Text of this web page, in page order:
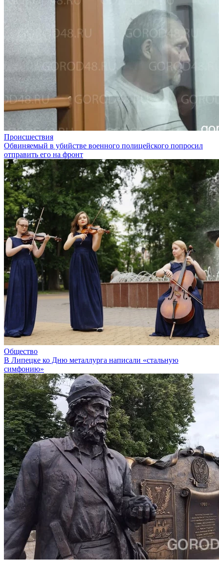
Происшествия
Обвиняемый в убийстве военного полицейского попросил
отправить его на фронт
Общество
В Липецке ко Дню металлурга написали «стальную
симфонию»